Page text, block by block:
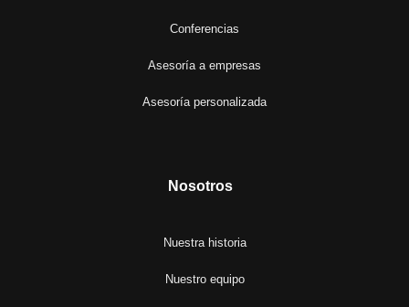
Conferencias
Asesoría a empresas
Asesoría personalizada
Nosotros
Nuestra historia
Nuestro equipo